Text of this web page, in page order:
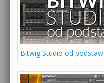
Bitwig Studio od podstaw